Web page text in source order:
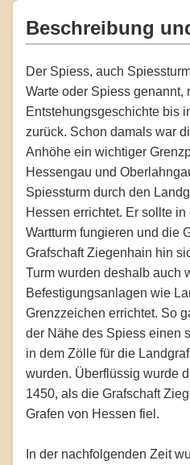
Beschreibung
Der Spiess, auch
Warte oder Spiess genannt,
Entstehungsgeschichte bis
zurück. Schon damals war
Anhöhe ein wichtiger
Hessengau und
Spiessturm durch den
Hessen errichtet. Er sollte
Wartturm fungieren und die
Grafschaft Ziegenhain hin
Turm wurden deshalb auch
Befestigungsanlagen wie
Grenzzeichen errichtet. So
der Nähe des Spiess einen
in dem Zölle für die
wurden. Überflüssig wurde
1450, als die Grafschaft
Grafen von Hessen fiel.
In der nachfolgenden Zeit